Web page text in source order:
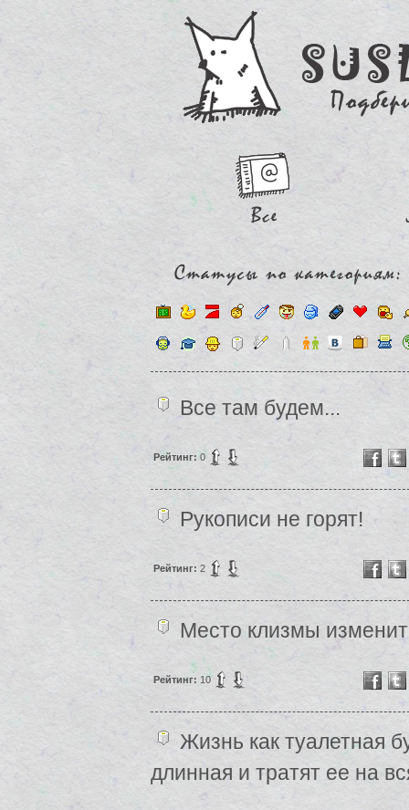
Все там будем...
Рейтинг: 0
Рукописи не горят!
Рейтинг: 2
Место клизмы
Рейтинг: 10
Жизнь как туалетная
длинная и тратят ее на